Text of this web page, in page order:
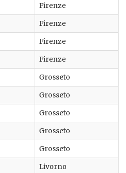
Firenze
Firenze
Firenze
Firenze
Grosseto
Grosseto
Grosseto
Grosseto
Grosseto
Livorno